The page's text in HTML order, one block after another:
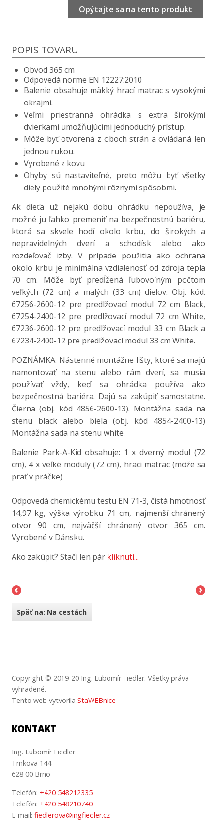
Opýtajte sa na tento produkt
POPIS TOVARU
Obvod 365 cm
Odpovedá norme EN 12227:2010
Balenie obsahuje mäkký hrací matrac s vysokými
okrajmi.
Veľmi priestranná ohrádka s extra širokými
dvierkami umožňujúcimi jednoduchý prístup.
Môže byť otvorená z oboch strán a ovládaná len
jednou rukou.
Vyrobené z kovu
Ohyby sú nastaviteľné, preto môžu byť všetky
diely použité mnohými rôznymi spôsobmi.
Ak dieťa už nejakú dobu ohrádku nepoužíva, je
možné ju ľahko premeniť na bezpečnostnú bariéru,
ktorá sa skvele hodí okolo krbu, do širokých a
nepravidelných dverí a schodísk alebo ako
rozdeľovač izby. V prípade použitia ako ochrana
okolo krbu je minimálna vzdialenosť od zdroja tepla
70 cm. Môže byť predĺžená ľubovoľným počtom
veľkých (72 cm) a malých (33 cm) dielov. Obj. kód:
67256-2600-12 pre predlžovací modul 72 cm Black,
67254-2400-12 pre predlžovací modul 72 cm White,
67236-2600-12 pre predlžovací modul 33 cm Black a
67234-2400-12 pre predlžovací modul 33 cm White.
POZNÁMKA: Nástenné montážne lišty, ktoré sa majú
namontovať na stenu alebo rám dverí, sa musia
používať vždy, keď sa ohrádka používa ako
bezpečnostná bariéra. Dajú sa zakúpiť samostatne.
Čierna (obj. kód 4856-2600-13). Montážna sada na
stenu black alebo biela (obj. kód 4854-2400-13)
Montážna sada na stenu white.
Balenie Park-A-Kid obsahuje: 1 x dverný modul (72
cm), 4 x veľké moduly (72 cm), hrací matrac (môže sa
prať v práčke)
Odpovedá chemickému testu EN 71-3, čistá hmotnosť
14,97 kg, výška výrobku 71 cm, najmenší chránený
otvor 90 cm, nejväčší chránený otvor 365 cm.
Vyrobené v Dánsku.
Ako zakúpiť? Stačí len pár kliknutí...
Späť na: Na cestách
Copyright © 2019-20 Ing. Lubomír Fiedler. Všetky práva
vyhradené.
Tento web vytvorila StaWEBnice
KONTAKT
Ing. Lubomír Fiedler
Trnkova 144
628 00 Brno
Telefón: +420 548212335
Telefón: +420 548210740
E-mail: fiedlerova@ingfiedler.cz